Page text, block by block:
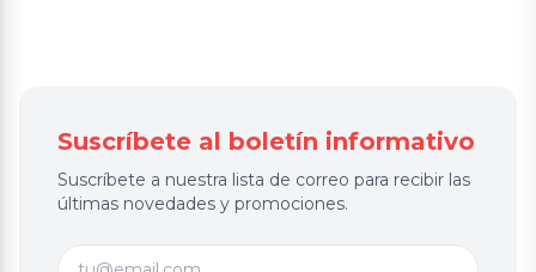
Suscríbete al boletín informativo
Suscríbete a nuestra lista de correo para recibir las
últimas novedades y promociones.